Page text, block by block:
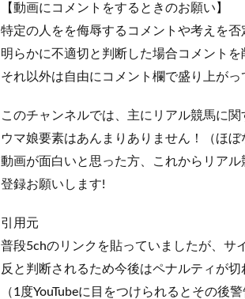
【動画にコメントをするときのお願い】
特定の人をを侮辱するコメントや考えを
明らかに不適切と判断した場合コメントを
それ以外は自由にコメント欄で盛り上がっ
このチャンネルでは、主にリアル競馬に関
ウマ娘要素はあんまりありません！（ほぼ
動画が面白いと思った方、これからリア
登録お願いします!
引用元
普段5chのリンクを貼っていましたが、サ
反と判断されるため今後はペナルティが
（1度YouTubeに目をつけられるとその後